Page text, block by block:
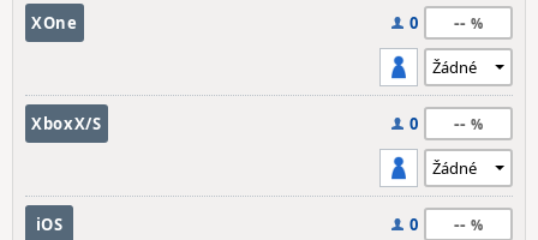
XOne 0 --
XboxX/S 0 --
iOS 0 --